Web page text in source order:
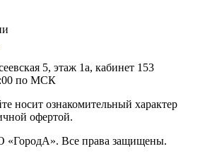
5, этаж 1а, кабинет 153
по МСК
носит ознакомительный характер
офертой.
Все права защищены.